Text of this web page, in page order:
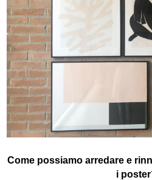
Come possiamo arredare e
i